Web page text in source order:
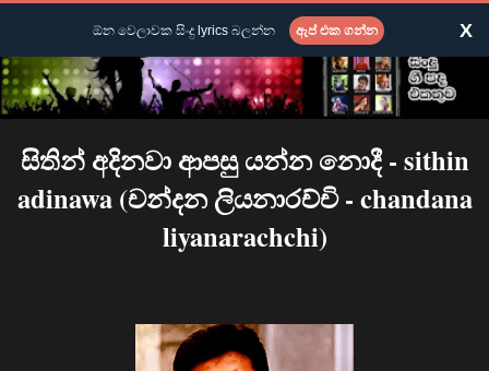
සිතින් අදිනවා ආපසු යන්න නොදී - sithin
adinawa (චන්දන ලියනාරච්චි - chandana
liyanarachchi)
ඕන වෙලාවක සිංදු lyrics බලන්න ඇප් එක ගන්න X